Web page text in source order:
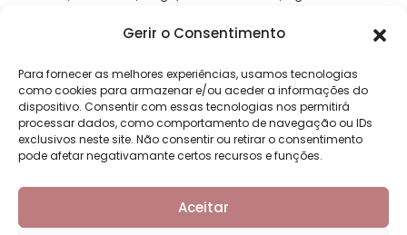
Gerir o Consentimento
Para fornecer as melhores experiências, usamos tecnologias
como cookies para armazenar e/ou aceder a informações do
dispositivo. Consentir com essas tecnologias nos permitirá
processar dados, como comportamento de navegação ou IDs
exclusivos neste site. Não consentir ou retirar o consentimento
pode afetar negativamante certos recursos e funções.
Aceitar
LIVRO DE RECLAMAÇÕES
Copyright © 2026 - Moliday - Mobiliário e decoração de interiores